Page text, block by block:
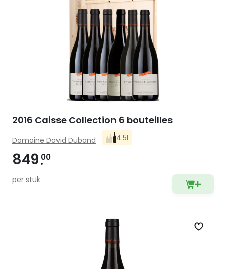
2016 Caisse Collection 6 bouteilles
Domaine David Duband 4.5l
849 00
per stuk
Zet